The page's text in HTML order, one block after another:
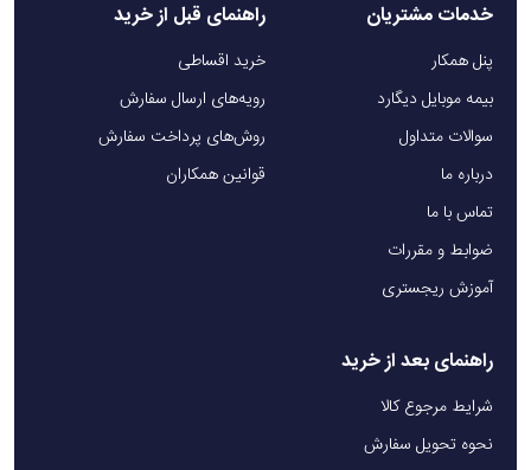
خدمات مشتریان
پنل همکار
بیمه موبایل دیگارد
سوالات متداول
درباره ما
تماس با ما
ضوابط و مقررات
آموزش ریجستری
راهنمای قبل از خرید
خرید اقساطی
رویه‌های ارسال سفارش
روش‌های پرداخت سفارش
قوانین همکاران
راهنمای بعد از خرید
شرایط مرجوع کالا
نحوه تحویل سفارش